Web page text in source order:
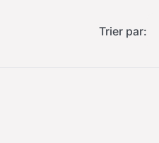
Trier par: